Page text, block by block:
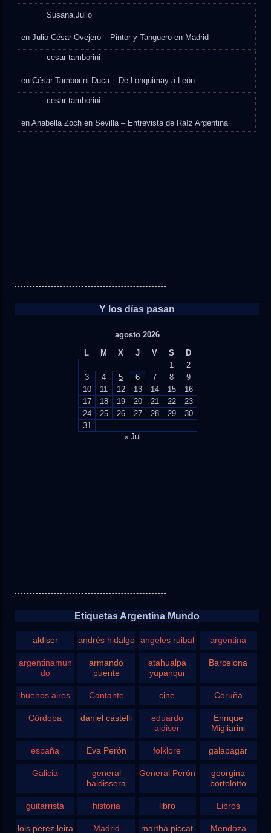
Susana,Julio
enJulio César Ovejero – Pintor y Tanguero en Madrid
cesar tamborini
enCésar Tamborini Duca – De Lonquimay a León
cesar tamborini
enAnabella Zoch en Sevilla – Entrevista de Raíz Argentina
Y los días pasan
agosto 2026
L
M X J V S
D
1
2
3
4 5 6 7 8
9
10
11 12 13 14 15
16
17
18 19 20 21 22
23
24
25 26 27 28 29
30
31
« Jul
Etiquetas Argentina Mundo
aldiser andrés hidalgo angeles ruibal argentina
argentinamun
do
armando
puente
atahualpa
yupanqui
Barcelona
buenos aires Cantante cine Coruña
Córdoba daniel castelli
eduardo
aldiser
Enrique
Migliarini
españa Eva Perón folklore galapagar
Galicia
general
baldissera
General Perón
georgina
bortolotto
guitarrista historia libro Libros
lois perez leira Madrid martha piccat Mendoza